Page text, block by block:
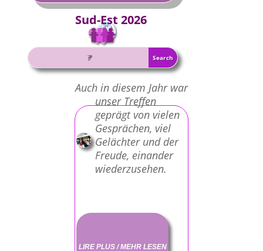
Sud-Est 2026
Auch in diesem Jahr war
unser Treffen
geprägt von vielen
Gesprächen, viel
Gelächter und der
Freude, einander
wiederzusehen.
LIRE PLUS / MEHR LESEN